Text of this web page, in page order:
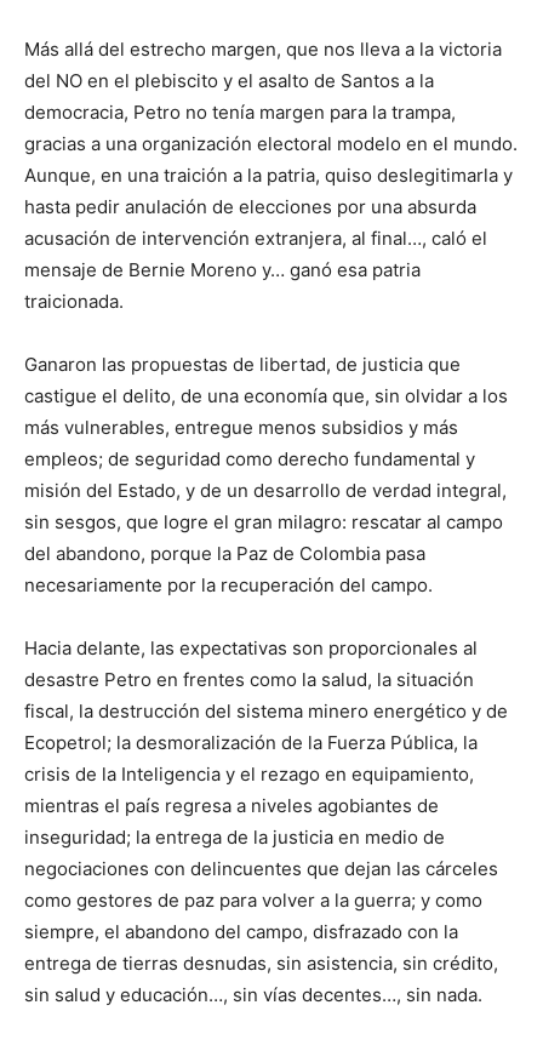
Más allá del estrecho margen, que nos lleva a la victoria
del NO en el plebiscito y el asalto de Santos a la
democracia, Petro no tenía margen para la trampa,
gracias a una organización electoral modelo en el mundo.
Aunque, en una traición a la patria, quiso deslegitimarla y
hasta pedir anulación de elecciones por una absurda
acusación de intervención extranjera, al final…, caló el
mensaje de Bernie Moreno y… ganó esa patria
traicionada.
Ganaron las propuestas de libertad, de justicia que
castigue el delito, de una economía que, sin olvidar a los
más vulnerables, entregue menos subsidios y más
empleos; de seguridad como derecho fundamental y
misión del Estado, y de un desarrollo de verdad integral,
sin sesgos, que logre el gran milagro: rescatar al campo
del abandono, porque la Paz de Colombia pasa
necesariamente por la recuperación del campo.
Hacia delante, las expectativas son proporcionales al
desastre Petro en frentes como la salud, la situación
fiscal, la destrucción del sistema minero energético y de
Ecopetrol; la desmoralización de la Fuerza Pública, la
crisis de la Inteligencia y el rezago en equipamiento,
mientras el país regresa a niveles agobiantes de
inseguridad; la entrega de la justicia en medio de
negociaciones con delincuentes que dejan las cárceles
como gestores de paz para volver a la guerra; y como
siempre, el abandono del campo, disfrazado con la
entrega de tierras desnudas, sin asistencia, sin crédito,
sin salud y educación…, sin vías decentes…, sin nada.